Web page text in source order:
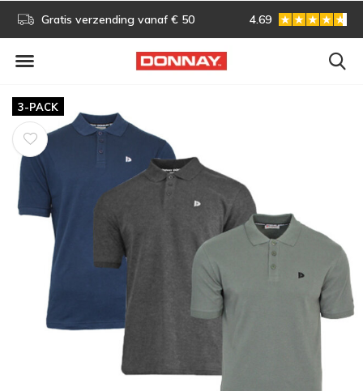
Gratis verzending vanaf € 50 Gratis omruilen
4.69
3-PACK